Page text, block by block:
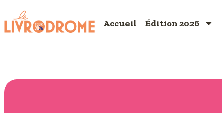
Accueil Édition 2026